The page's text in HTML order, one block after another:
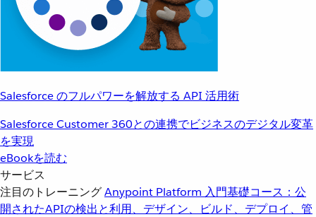
Salesforce のフルパワーを解放する API 活用術
Salesforce Customer 360との連携でビジネスのデジタル変革
を実現
eBookを読む
サービス
注目のトレーニングAnypoint Platform 入門基礎コース：公
開されたAPIの検出と利用、デザイン、ビルド、デプロイ、管